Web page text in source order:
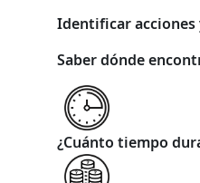
Identificar acciones
Saber dónde
¿Cuánto tiempo